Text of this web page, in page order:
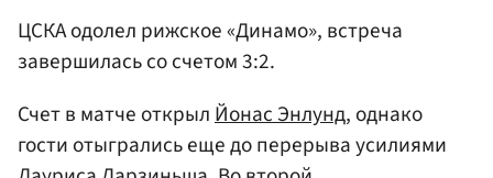
ЦСКА одолел рижское «Динамо», встреча
завершилась со счетом 3:2.
Счет в матче открыл Йонас Энлунд, однако
гости отыгрались еще до перерыва усилиями